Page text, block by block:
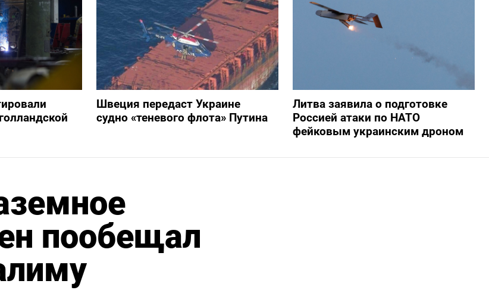
Швеция передаст Украине
судно «теневого флота» Путина
Литва заявила о подготовке
Россией атаки по НАТО
фейковым украинским дроном
пообещал